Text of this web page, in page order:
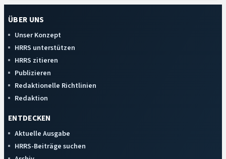
ÜBER UNS
Unser Konzept
HRRS unterstützen
HRRS zitieren
Publizieren
Redaktionelle Richtlinien
Redaktion
ENTDECKEN
Aktuelle Ausgabe
HRRS-Beiträge suchen